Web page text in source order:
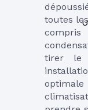
toutes
tirer le